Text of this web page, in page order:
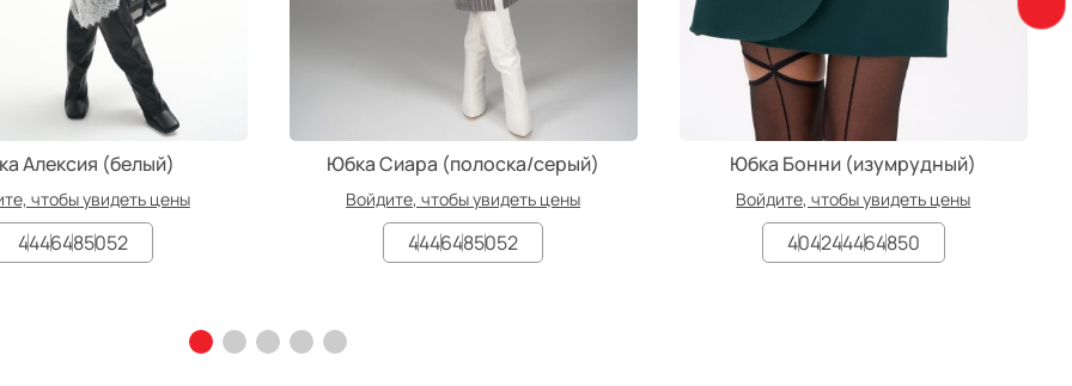
Алексия (белый)
чтобы увидеть цены
4446485052
Юбка Сиара (полоска/серый)
Войдите, чтобы увидеть цены
4446485052
Юбка Бонни (изумрудный)
Войдите, чтобы увидеть цены
404244464850